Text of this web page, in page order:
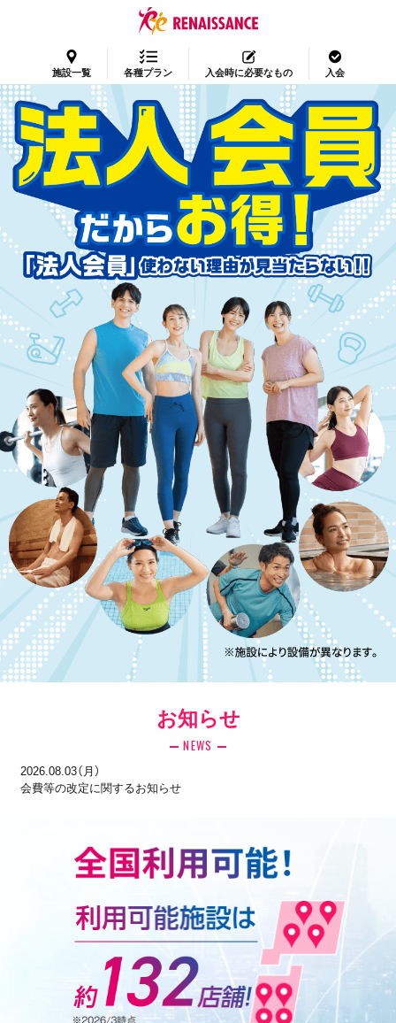
施設一覧 各種プラン 入会時に必要なもの 入会
お知らせ
NEWS
2026.08.03（月）
会費等の改定に関するお知らせ